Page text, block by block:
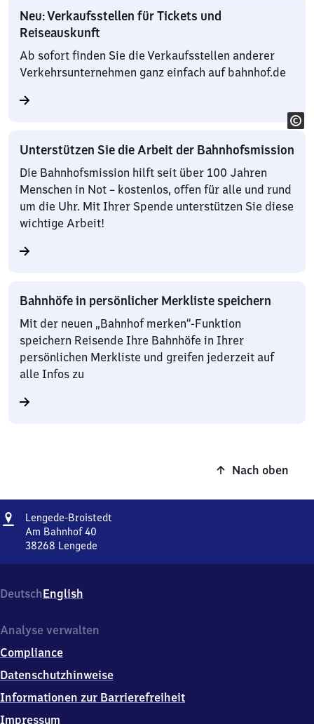
Neu: Verkaufsstellen für Tickets und
Reiseauskunft
Ab sofort finden Sie die Verkaufsstellen anderer
Verkehrsunternehmen ganz einfach auf bahnhof.de
Unterstützen Sie die Arbeit der Bahnhofsmission
Die Bahnhofsmission hilft seit über 100 Jahren
Menschen in Not – kostenlos, offen für alle und rund
um die Uhr. Mit Ihrer Spende unterstützen Sie diese
wichtige Arbeit!
Bahnhöfe in persönlicher Merkliste speichern
Mit der neuen „Bahnhof merken“-Funktion
speichern Reisende Ihre Bahnhöfe in Ihrer
persönlichen Merkliste und greifen jederzeit auf
alle Infos zu
Nach oben
Adresse
Lengede-Broistedt
Am Bahnhof 40
38268 Lengede
Am
Bahnhof
3
2
6
Lengede
DeutschEnglish
Analyse verwalten
Compliance
Datenschutzhinweise
Informationen zur Barrierefreiheit
Impressum